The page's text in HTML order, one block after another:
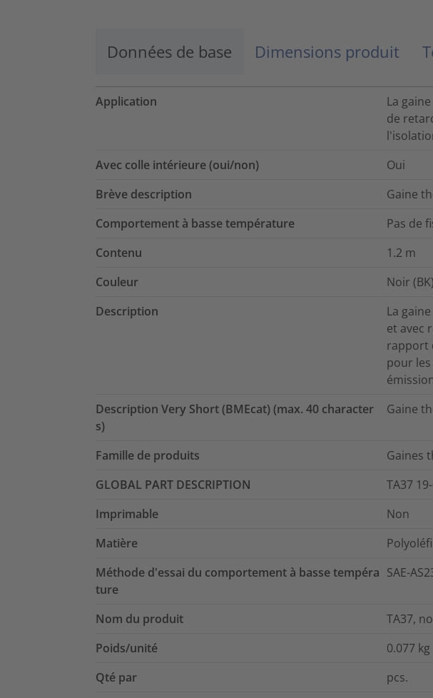
Données de base Dimensions produit
Application
La
de
Avec colle intérieure (oui/non)
Oui
Brève description
Gaine
Comportement à basse température
Pas de
Contenu
1.2 m
Couleur
Noir (BK)
Description
La
et avec
rapport
pour
Description Very Short (BMEcat) (max. 40 character
s)
Gaine
Famille de produits
Gaines
GLOBAL PART DESCRIPTION
TA37
Imprimable
Non
Matière
Méthode d'essai du comportement à basse tempéra
ture
SAE-
Nom du produit
TA37,
Poids/unité
0.077 kg
Qté par
pcs.